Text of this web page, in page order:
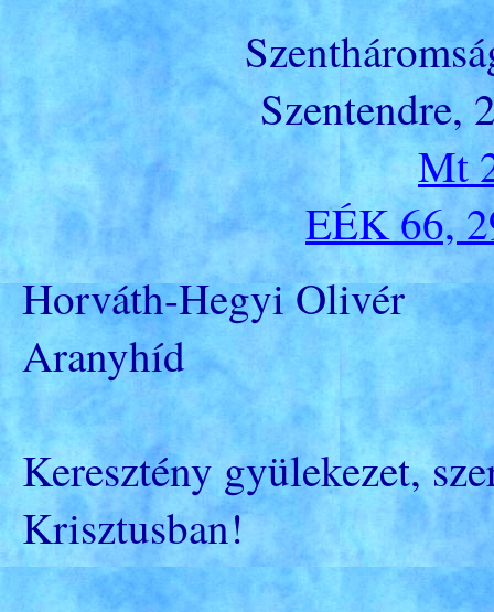
Szentendre,
Mt
EÉK 66,
Horváth-Hegyi Olivér
Aranyhíd
Keresztény gyülekezet,
Krisztusban!